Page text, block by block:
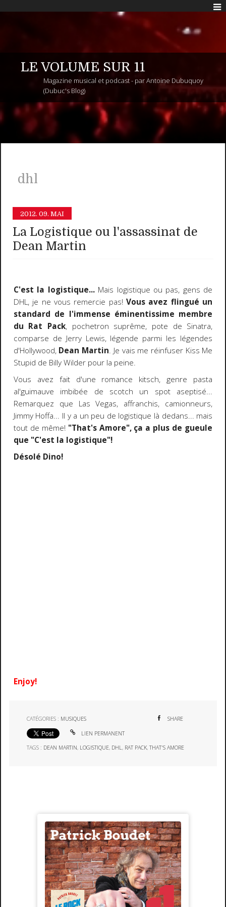
LE VOLUME SUR 11
Magazine musical et podcast - par Antoine Dubuquoy
(Dubuc's Blog)
dhl
2012. 09. MAI
La Logistique ou l'assassinat de
Dean Martin
C'est la logistique...Mais logistique ou pas, gens de
DHL, je ne vous remercie pas!Vous avez flingué un
standard de l'immense éminentissime membre
du Rat Pack, pochetron suprême, pote de Sinatra,
comparse de Jerry Lewis, légende parmi les légendes
d'Hollywood, Dean Martin. Je vais me réinfuser Kiss Me
Stupid de Billy Wilder pour la peine.
Vous avez fait d'une romance kitsch, genre pasta
al'guimauve imbibée de scotch un spot aseptisé...
Remarquez que Las Vegas, affranchis, camionneurs,
Jimmy Hoffa... Il y a un peu de logistique là dedans... mais
tout de même! "That's Amore", ça a plus de gueule
que "C'est la logistique"!
Désolé Dino!
Enjoy!
CATÉGORIES : MUSIQUES SHARE
LIEN PERMANENT
TAGS : DEAN MARTIN, LOGISTIQUE, DHL, RAT PACK,THAT'S AMORE